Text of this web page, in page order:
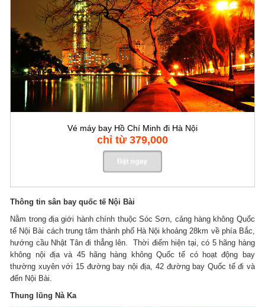
Vé máy bay Hồ Chí Minh đi Hà Nội
chỉ từ 379,000
Thông tin sân bay quốc tế Nội Bài
Nằm trong địa giới hành chính thuộc Sóc Sơn, cảng hàng không Quốc
tế Nội Bài cách trung tâm thành phố Hà Nội khoảng 28km về phía Bắc,
hướng cầu Nhật Tân đi thẳng lên. Thời điểm hiện tại, có 5 hãng hàng
không nội địa và 45 hãng hàng không Quốc tế có hoạt động bay
thường xuyên với 15 đường bay nội địa, 42 đường bay Quốc tế đi và
đến Nội Bài.
Thung lũng Nà Ka